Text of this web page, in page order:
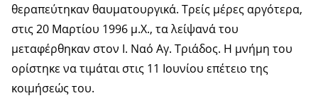
θεραπεύτηκαν θαυματουργικά. Τρείς μέρες αργότερα,
στις 20 Μαρτίου 1996 μ.Χ., τα λείψανά του
μεταφέρθηκαν στον Ι. Ναό Αγ. Τριάδος. Η μνήμη του
ορίστηκε να τιμάται στις 11 Ιουνίου επέτειο της
κοιμήσεώς του.